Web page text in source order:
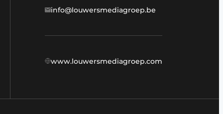
info@louwersmediagroep.be
www.louwersmediagroep.com